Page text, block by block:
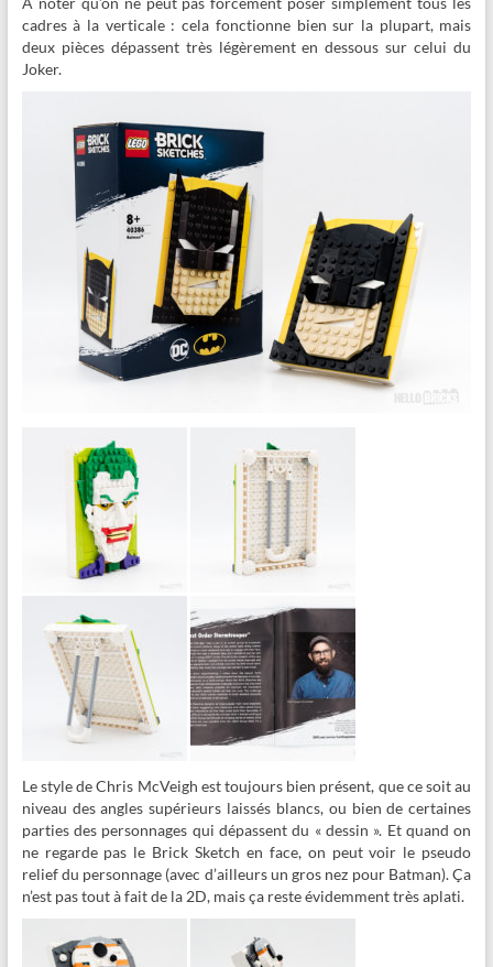
cadres à la verticale : cela fonctionne bien sur la plupart, mais
deux pièces dépassent très légèrement en dessous sur celui du
Joker.
Le style de Chris McVeigh est toujours bien présent, que ce soit au
niveau des angles supérieurs laissés blancs, ou bien de certaines
parties des personnages qui dépassent du « dessin ». Et quand on
ne regarde pas le Brick Sketch en face, on peut voir le pseudo
relief du personnage (avec d’ailleurs un gros nez pour Batman). Ça
n’est pas tout à fait de la 2D, mais ça reste évidemment très aplati.